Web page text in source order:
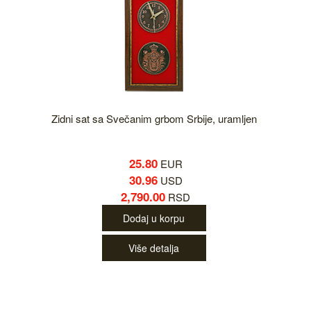
Zidni sat sa Svečanim grbom Srbije, uramljen
25.80EUR
30.96USD
2,790.00 RSD
Dodaj u korpu
Više detalja